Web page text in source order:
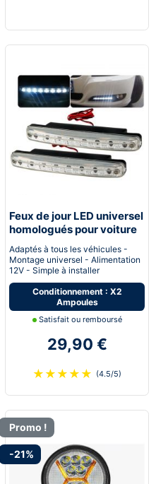
Feux de jour LED universel
homologués pour voiture
moto quad
Adaptés à tous les véhicules -
Montage universel - Alimentation
12V - Simple à installer
Conditionnement : X2
Ampoules
Satisfait ou remboursé
29,90 €
★ ★ ★ ★ ★ (4.5/5)
Promo !
-21%